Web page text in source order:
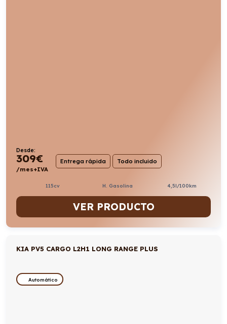
Desde:
309€
/mes+IVA
Entrega rápida Todo incluido
115cv H. Gasolina 4,5l/100km
VER PRODUCTO
KIA PV5 CARGO L2H1 LONG RANGE PLUS
Automático